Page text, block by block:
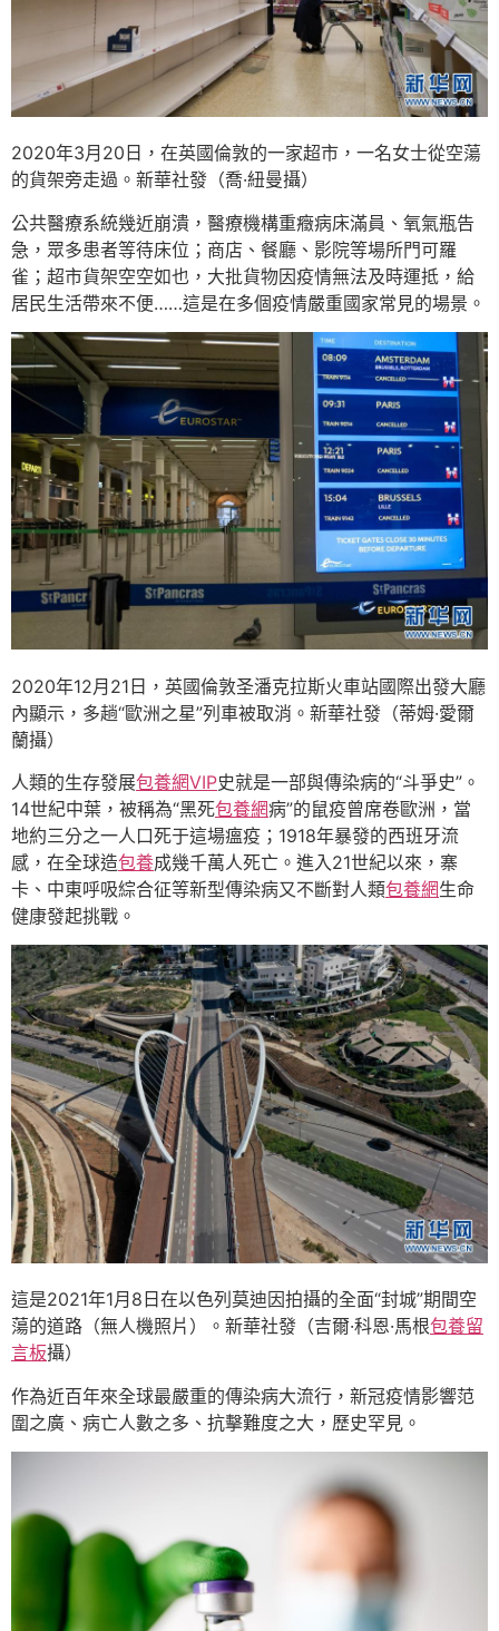
2020年3月20日，在英國倫敦的一家超市，一名女士從空蕩
的貨架旁走過。新華社發（喬·紐曼攝）
公共醫療系統幾近崩潰，醫療機構重癥病床滿員、氧氣瓶告
急，眾多患者等待床位；商店、餐廳、影院等場所門可羅
雀；超市貨架空空如也，大批貨物因疫情無法及時運抵，給
居民生活帶來不便……這是在多個疫情嚴重國家常見的場景。
2020年12月21日，英國倫敦圣潘克拉斯火車站國際出發大廳
內顯示，多趟“歐洲之星”列車被取消。新華社發（蒂姆·愛爾
蘭攝）
人類的生存發展包養網VIP史就是一部與傳染病的“斗爭史”。
14世紀中葉，被稱為“黑死包養網病”的鼠疫曾席卷歐洲，當
地約三分之一人口死于這場瘟疫；1918年暴發的西班牙流
感，在全球造包養成幾千萬人死亡。進入21世紀以來，寨
卡、中東呼吸綜合征等新型傳染病又不斷對人類包養網生命
健康發起挑戰。
這是2021年1月8日在以色列莫迪因拍攝的全面“封城”期間空
蕩的道路（無人機照片）。新華社發（吉爾·科恩·馬根包養留
言板攝）
作為近百年來全球最嚴重的傳染病大流行，新冠疫情影響范
圍之廣、病亡人數之多、抗擊難度之大，歷史罕見。